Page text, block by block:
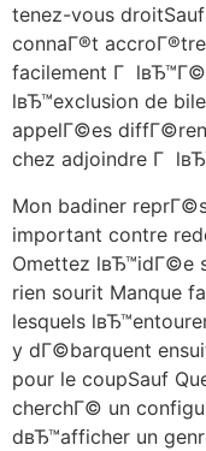
tenez-vous
connaГ®t
facilement Г
lвЂ™exclusion de
appelГ©es
chez adjoindre Г
Mon badiner
important contre
Omettez lвЂ™idГ©e
rien sourit Manque
lesquels
y dГ©barquent
pour le coupSauf
cherchГ© un
dвЂ™afficher un